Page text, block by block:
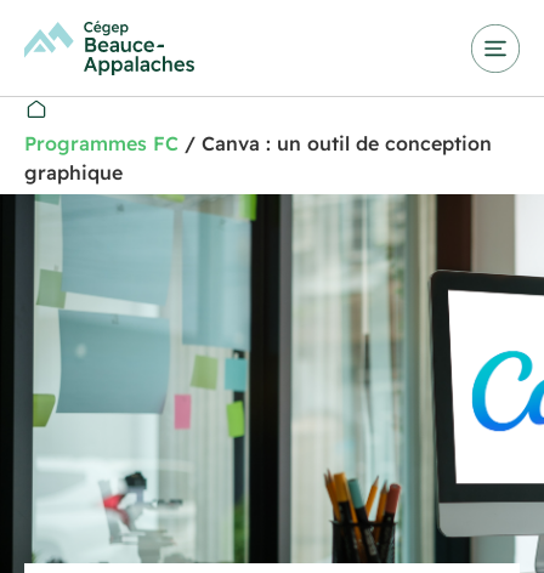
Programmes FC / Canva : un outil de conception
graphique